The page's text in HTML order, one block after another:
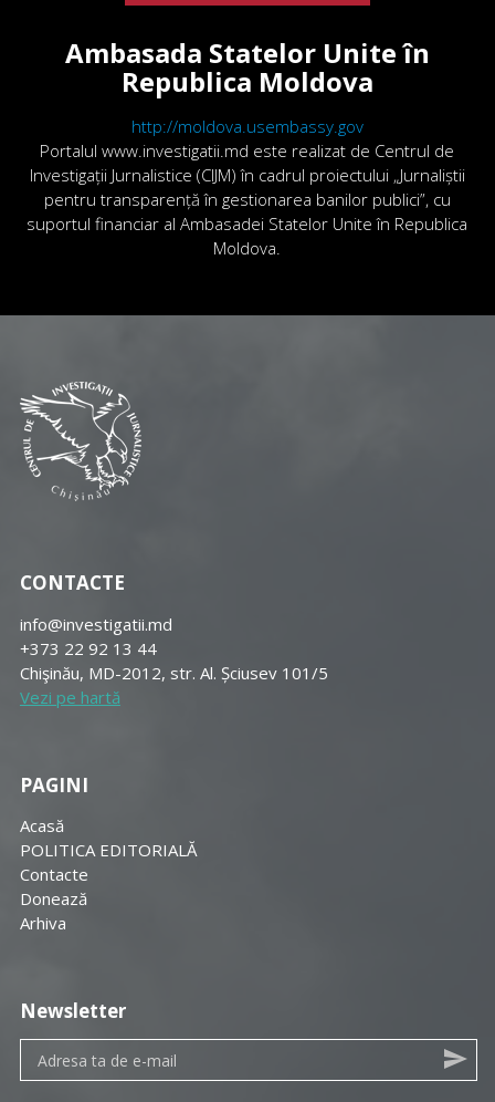
Ambasada Statelor Unite în
Republica Moldova
http://moldova.usembassy.gov
Portalul www.investigatii.md este realizat de Centrul de
Investigații Jurnalistice (CIJM) în cadrul proiectului „Jurnaliștii
pentru transparență în gestionarea banilor publici”, cu
suportul financiar al Ambasadei Statelor Unite în Republica
Moldova.
CONTACTE
info@investigatii.md
+373 22 92 13 44
Chişinău, MD-2012, str. Al. Șciusev 101/5
Vezi pe hartă
PAGINI
Acasă
POLITICA EDITORIALĂ
Contacte
Donează
Arhiva
Newsletter